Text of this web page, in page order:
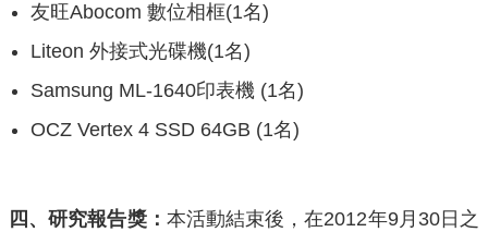
友旺Abocom 數位相框(1名)
Liteon 外接式光碟機(1名)
Samsung ML-1640印表機 (1名)
OCZ Vertex 4 SSD 64GB (1名)
四、研究報告獎： 本活動結束後，在2012年9月30日之